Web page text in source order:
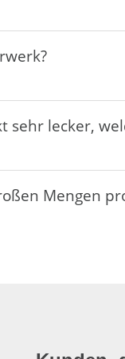
ist, nach­haltig
das
sehr lecker,
Mengen